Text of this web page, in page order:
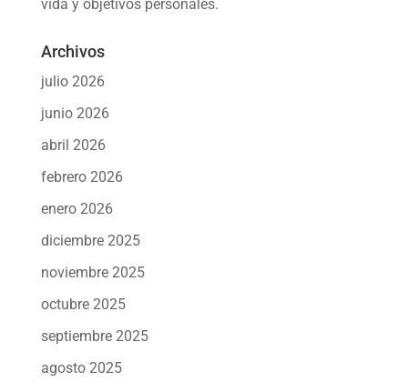
vida y objetivos personales.
Archivos
julio 2026
junio 2026
abril 2026
febrero 2026
enero 2026
diciembre 2025
noviembre 2025
octubre 2025
septiembre 2025
agosto 2025